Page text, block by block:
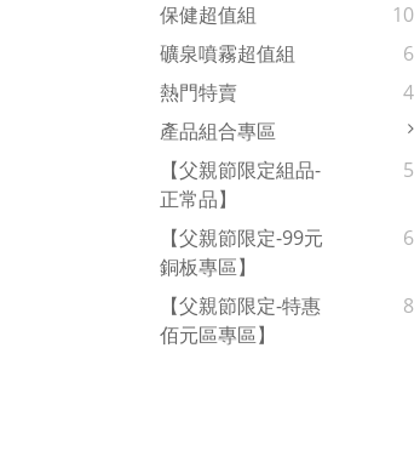
保健超值組
10
礦泉噴霧超值組
6
熱門特賣
4
產品組合專區
【父親節限定組品-
正常品】
5
【父親節限定-99元
銅板專區】
6
【父親節限定-特惠
佰元區專區】
8